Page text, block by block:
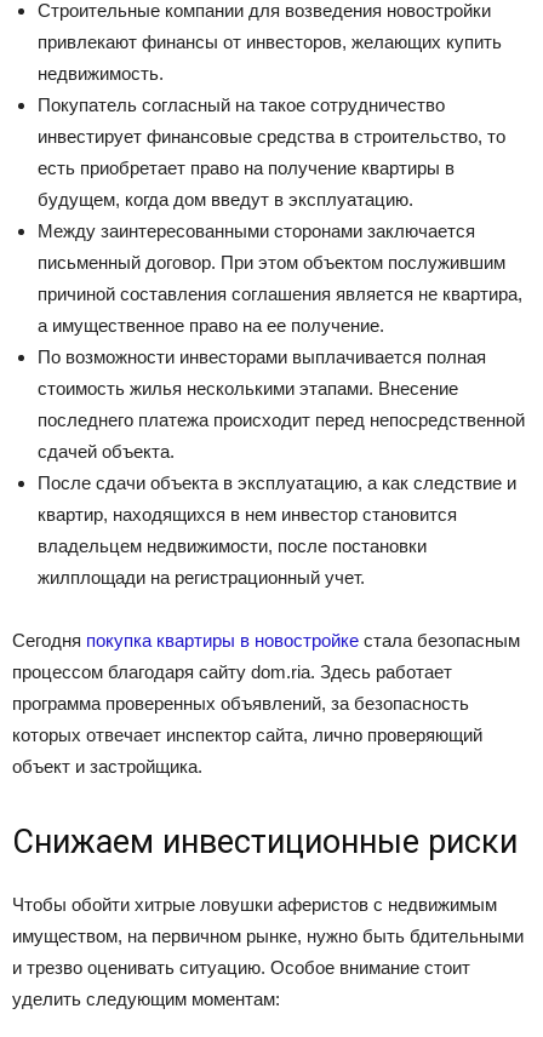
Строительные компании для возведения новостройки
привлекают финансы от инвесторов, желающих купить
недвижимость.
Покупатель согласный на такое сотрудничество
инвестирует финансовые средства в строительство, то
есть приобретает право на получение квартиры в
будущем, когда дом введут в эксплуатацию.
Между заинтересованными сторонами заключается
письменный договор. При этом объектом послужившим
причиной составления соглашения является не квартира,
а имущественное право на ее получение.
По возможности инвесторами выплачивается полная
стоимость жилья несколькими этапами. Внесение
последнего платежа происходит перед непосредственной
сдачей объекта.
После сдачи объекта в эксплуатацию, а как следствие и
квартир, находящихся в нем инвестор становится
владельцем недвижимости, после постановки
жилплощади на регистрационный учет.
Сегодня покупка квартиры в новостройке стала безопасным
процессом благодаря сайту dom.ria. Здесь работает
программа проверенных объявлений, за безопасность
которых отвечает инспектор сайта, лично проверяющий
объект и застройщика.
Снижаем инвестиционные риски
Чтобы обойти хитрые ловушки аферистов с недвижимым
имуществом, на первичном рынке, нужно быть бдительными
и трезво оценивать ситуацию. Особое внимание стоит
уделить следующим моментам: